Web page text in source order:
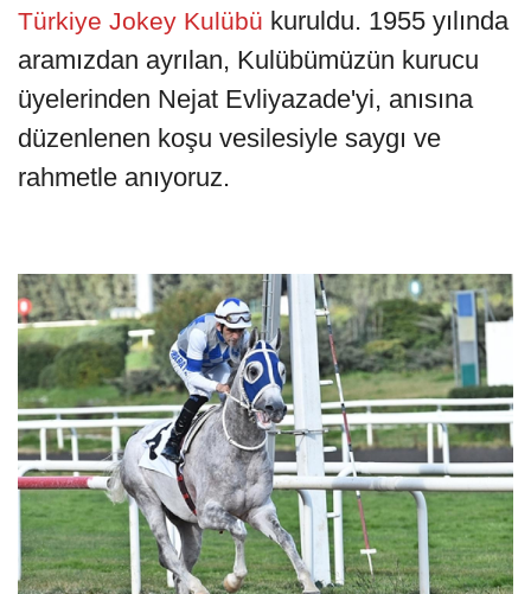
Türkiye Jokey Kulübü kuruldu. 1955 yılında
aramızdan ayrılan, Kulübümüzün kurucu
üyelerinden Nejat Evliyazade'yi, anısına
düzenlenen koşu vesilesiyle saygı ve
rahmetle anıyoruz.